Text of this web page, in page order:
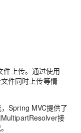
件上传。通过使用
件同时上传等情
Spring MVC提供了
接